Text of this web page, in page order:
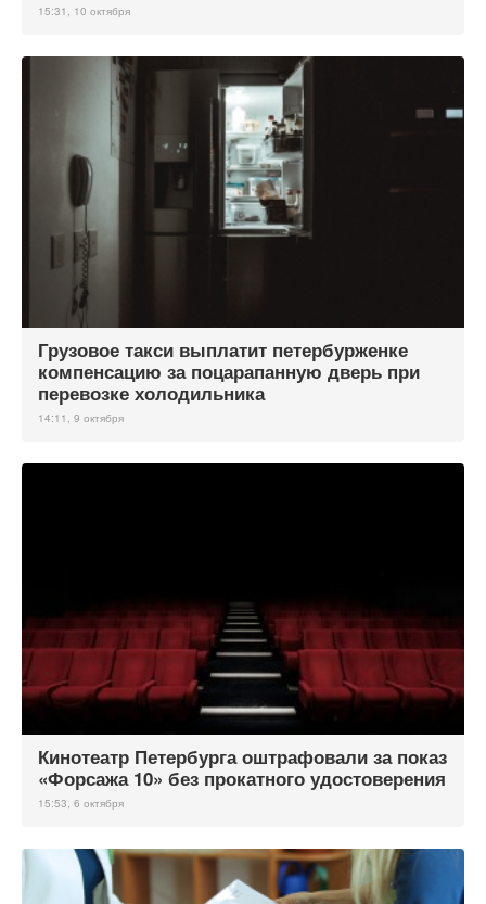
15:31, 10 октября
Грузовое такси выплатит петербурженке
компенсацию за поцарапанную дверь при
перевозке холодильника
14:11, 9 октября
Кинотеатр Петербурга оштрафовали за показ
«Форсажа 10» без прокатного удостоверения
15:53, 6 октября